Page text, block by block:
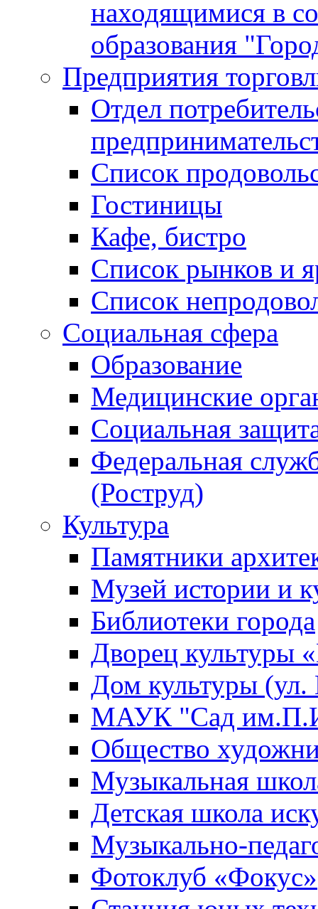
находящимися в
образования
Предприятия
Отдел
Список
Гостиницы
Кафе, бистро
Cписок рынков и
Список
Социальная сфера
Образование
Медицинские
Социальная
Федеральная
(Роструд)
Культура
Памятники
Музей истории и
Библиотеки города
Дворец культуры
Дом культуры (ул.
МАУК "Сад
Общество
Музыкальная
Детская школа
Музыкально-
Фотоклуб «Фокус»